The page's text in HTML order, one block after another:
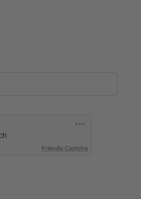
Friendly Captcha